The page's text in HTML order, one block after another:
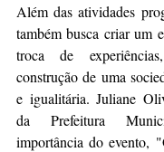
Além das atividades
também busca criar um
troca de
construção de uma
e igualitária. Juliane
da Prefeitura
importância do evento,